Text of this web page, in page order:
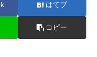
はてブ
コピー